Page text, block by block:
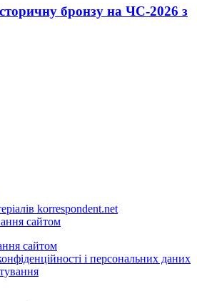
бронзу на ЧС-2026 з
korrespondent.net
сайтом
сайтом
і персональних даних